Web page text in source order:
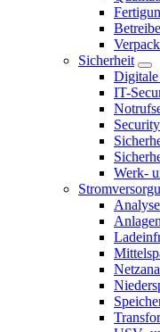
Sicherheit
Digitale
IT-
Werk-